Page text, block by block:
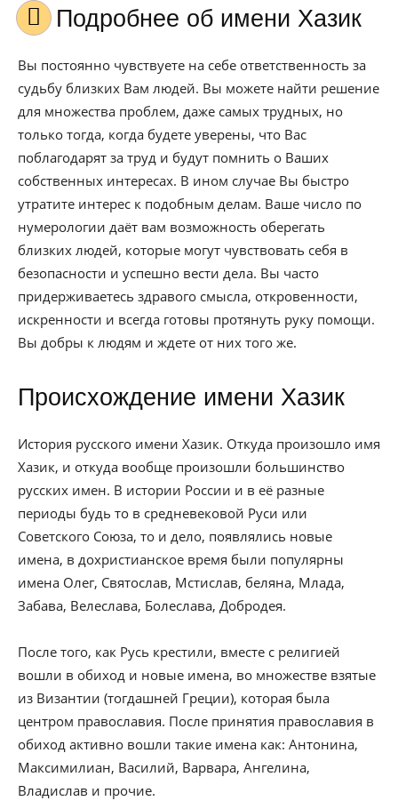
Подробнее об имени Хазик
Вы постоянно чувствуете на себе ответственность за
судьбу близких Вам людей. Вы можете найти решение
для множества проблем, даже самых трудных, но
только тогда, когда будете уверены, что Вас
поблагодарят за труд и будут помнить о Ваших
собственных интересах. В ином случае Вы быстро
утратите интерес к подобным делам. Ваше число по
нумерологии даёт вам возможность оберегать
близких людей, которые могут чувствовать себя в
безопасности и успешно вести дела. Вы часто
придерживаетесь здравого смысла, откровенности,
искренности и всегда готовы протянуть руку помощи.
Вы добры к людям и ждете от них того же.
Происхождение имени Хазик
История русского имени Хазик. Откуда произошло имя
Хазик, и откуда вообще произошли большинство
русских имен. В истории России и в её разные
периоды будь то в средневековой Руси или
Советского Союза, то и дело, появлялись новые
имена, в дохристианское время были популярны
имена Олег, Святослав, Мстислав, беляна, Млада,
Забава, Велеслава, Болеслава, Добродея.
После того, как Русь крестили, вместе с религией
вошли в обиход и новые имена, во множестве взятые
из Византии (тогдашней Греции), которая была
центром православия. После принятия православия в
обиход активно вошли такие имена как: Антонина,
Максимилиан, Василий, Варвара, Ангелина,
Владислав и прочие.